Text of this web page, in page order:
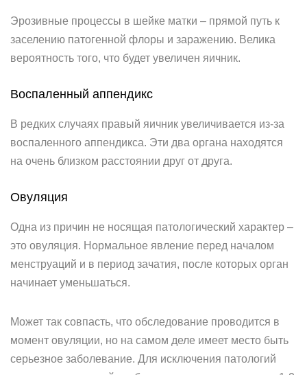
Эрозивные процессы в шейке матки – прямой путь к
заселению патогенной флоры и заражению. Велика
вероятность того, что будет увеличен яичник.
Воспаленный аппендикс
В редких случаях правый яичник увеличивается из-за
воспаленного аппендикса. Эти два органа находятся
на очень близком расстоянии друг от друга.
Овуляция
Одна из причин не носящая патологический характер –
это овуляция. Нормальное явление перед началом
менструаций и в период зачатия, после которых орган
начинает уменьшаться.
Может так совпасть, что обследование проводится в
момент овуляции, но на самом деле имеет место быть
серьезное заболевание. Для исключения патологий